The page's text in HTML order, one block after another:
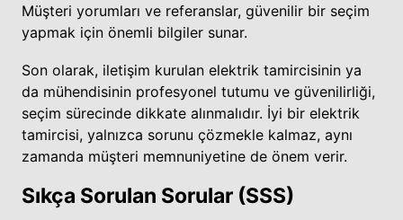
Müşteri yorumları ve referanslar, güvenilir bir seçim
yapmak için önemli bilgiler sunar.
Son olarak, iletişim kurulan elektrik tamircisinin ya
da mühendisinin profesyonel tutumu ve güvenilirliği,
seçim sürecinde dikkate alınmalıdır. İyi bir elektrik
tamircisi, yalnızca sorunu çözmekle kalmaz, aynı
zamanda müşteri memnuniyetine de önem verir.
Sıkça Sorulan Sorular (SSS)